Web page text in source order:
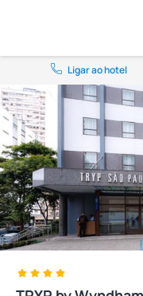
Ligar ao hotel